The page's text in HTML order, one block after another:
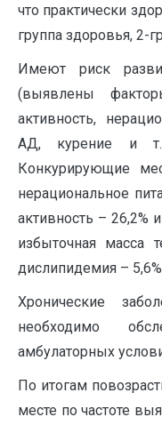
что практически
группа здоровья, 2-
Имеют риск
(выявлены
активность,
АД, курение и
Конкурирующие
нерациональное
активность –
избыточная масса
дислипидемия –
Хронические
необходимо
амбулаторных
По итогам
месте по частоте